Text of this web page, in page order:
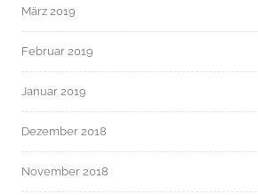
März 2019
Februar 2019
Januar 2019
Dezember 2018
November 2018